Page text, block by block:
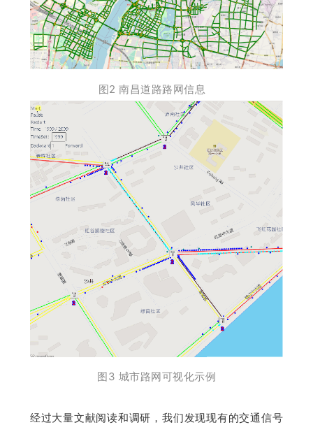
图2 南昌道路路网信息
图3 城市路网可视化示例
经过大量文献阅读和调研，我们发现现有的交通信号